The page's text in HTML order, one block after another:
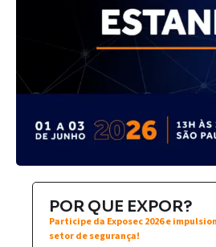
POR QUE EXPOR?
Participe da Exposec 2026 e
setor de segurança!